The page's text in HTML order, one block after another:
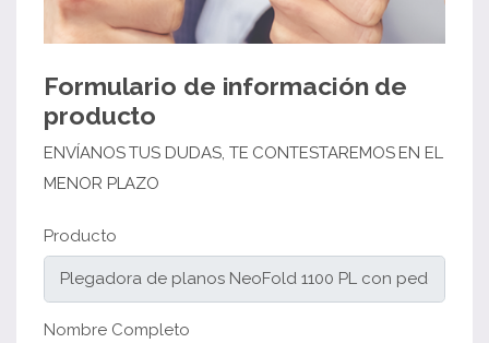
Formulario de información de
producto
ENVÍANOS TUS DUDAS, TE CONTESTAREMOS EN EL
MENOR PLAZO
Producto
Nombre Completo